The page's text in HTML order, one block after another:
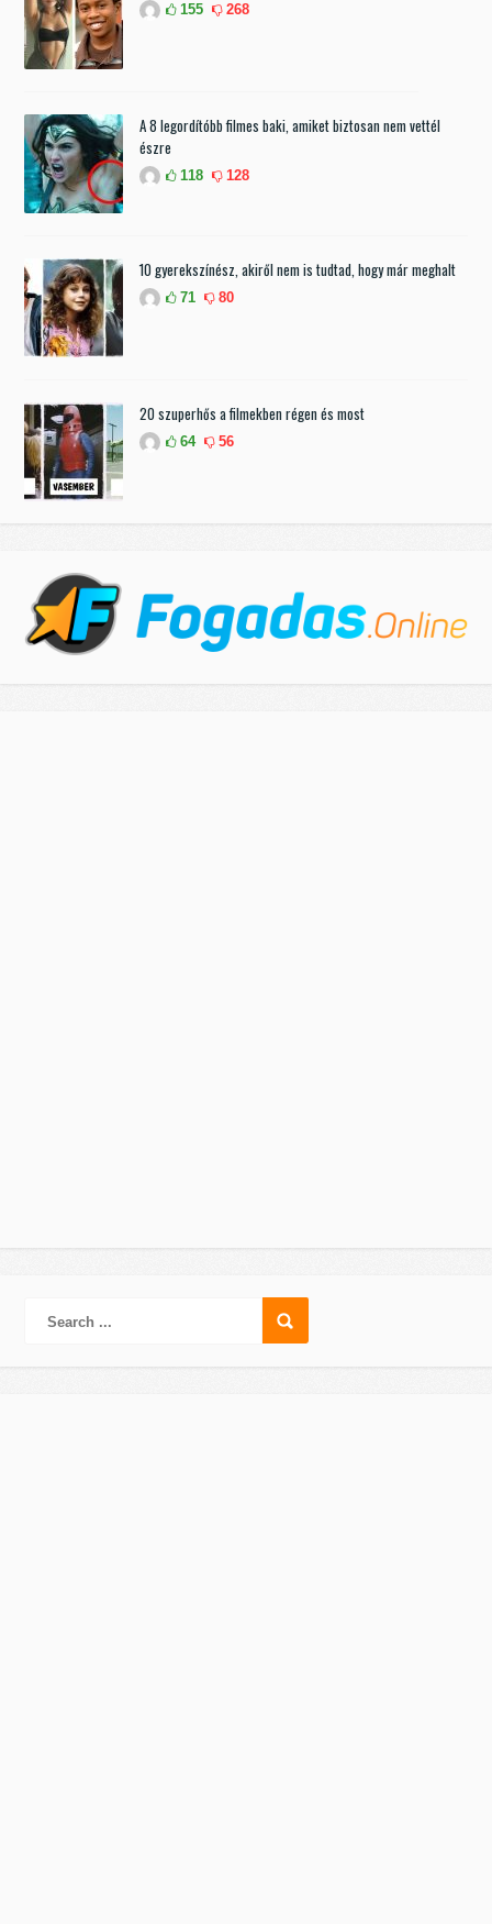
155 268
A 8 legordítóbb filmes baki, amiket biztosan nem vettél
észre
118 128
10 gyerekszínész, akiről nem is tudtad, hogy már meghalt
71 80
20 szuperhős a filmekben régen és most
64 56